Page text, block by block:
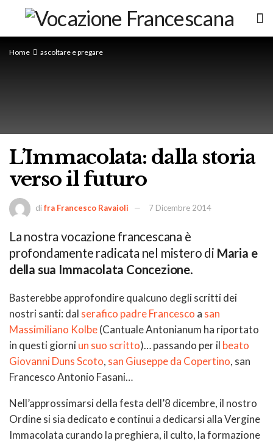
Home ascoltare e pregare
L’Immacolata: dalla storia
verso il futuro
difra Francesco Ravaioli 7 Dicembre 2014
La nostra vocazione francescana è
profondamente radicata nel mistero di Maria e
della sua Immacolata Concezione.
Basterebbe approfondire qualcuno degli scritti dei
nostri santi: dal serafico padre Francesco a san
Massimiliano Kolbe(Cantuale Antonianum ha riportato
in questi giorniun suo scritto)… passando per il beato
Giovanni Duns Scoto, san Giuseppe da Copertino, san
Francesco Antonio Fasani…
Nell’approssimarsi della festa dell’8 dicembre, il nostro
Ordine si sia dedicato e continui a dedicarsi alla Vergine
Immacolata curando la preghiera, il culto, la formazione